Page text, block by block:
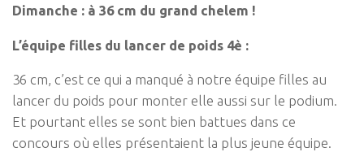
Dimanche : à 36 cm du grand chelem !
L’équipe filles du lancer de poids 4è :
36 cm, c’est ce qui a manqué à notre équipe filles au
lancer du poids pour monter elle aussi sur le podium.
Et pourtant elles se sont bien battues dans ce
concours où elles présentaient la plus jeune équipe.